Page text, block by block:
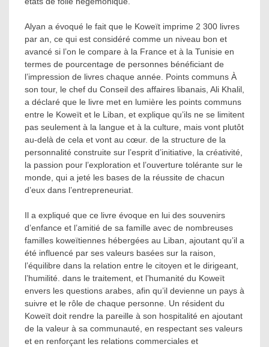
Alyan a évoqué le fait que le Koweït imprime 2 300 livres
par an, ce qui est considéré comme un niveau bon et
avancé si l’on le compare à la France et à la Tunisie en
termes de pourcentage de personnes bénéficiant de
l’impression de livres chaque année. Points communs À
son tour, le chef du Conseil des affaires libanais, Ali Khalil,
a déclaré que le livre met en lumière les points communs
entre le Koweït et le Liban, et explique qu’ils ne se limitent
pas seulement à la langue et à la culture, mais vont plutôt
au-delà de cela et vont au cœur. de la structure de la
personnalité construite sur l’esprit d’initiative, la créativité,
la passion pour l’exploration et l’ouverture tolérante sur le
monde, qui a jeté les bases de la réussite de chacun
d’eux dans l’entrepreneuriat.
Il a expliqué que ce livre évoque en lui des souvenirs
d’enfance et l’amitié de sa famille avec de nombreuses
familles koweïtiennes hébergées au Liban, ajoutant qu’il a
été influencé par ses valeurs basées sur la raison,
l’équilibre dans la relation entre le citoyen et le dirigeant,
l’humilité. dans le traitement, et l’humanité du Koweït
envers les questions arabes, afin qu’il devienne un pays à
suivre et le rôle de chaque personne. Un résident du
Koweït doit rendre la pareille à son hospitalité en ajoutant
de la valeur à sa communauté, en respectant ses valeurs
et en renforçant les relations commerciales et